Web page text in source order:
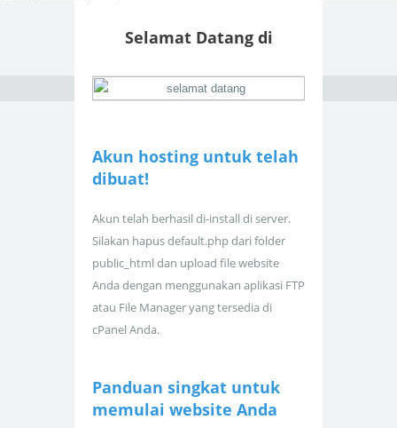
Selamat Datang di
Akun hosting untuk telah
dibuat!
Akun telah berhasil di-install di server.
Silakan hapus default.php dari folder
public_html dan upload file website
Anda dengan menggunakan aplikasi FTP
atau File Manager yang tersedia di
cPanel Anda.
Panduan singkat untuk
memulai website Anda